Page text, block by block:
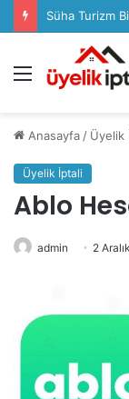
Süha Turizm
Menü
Anasayfa / Üyelik
Üyelik İptali
Ablo
admin 2